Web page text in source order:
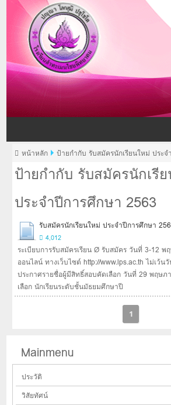
โรงเรียนลำ
ไชยพิทย
โรงเรียนลำทะเมนไชยพิทยาคม สพม.31
ป้ายกำกับ รับสมัครนักเรี
ประจำปีการศึกษา 2563
หน้าหลัก ป้ายกำกับ รับสมัครนักเรียนใหม่ ประ
รับสมัครนักเรียนใหม่ ประจำปีการศึกษา
4,012
ระเบียบการรับสมัครเรียน Ø รับสมัคร วันที่ 3-12
ออนไลน์ ทางเว็บไซต์ http://www.lps.ac.th ไม่เว้
ประกาศรายชื่อผู้มีสิทธิ์สอบคัดเลือก วันที่ 29 พฤษ
เลือก นักเรียนระดับชั้นมัธยมศึกษาปี
1
Mainmenu
ประวัติ
วิสัยทัศน์